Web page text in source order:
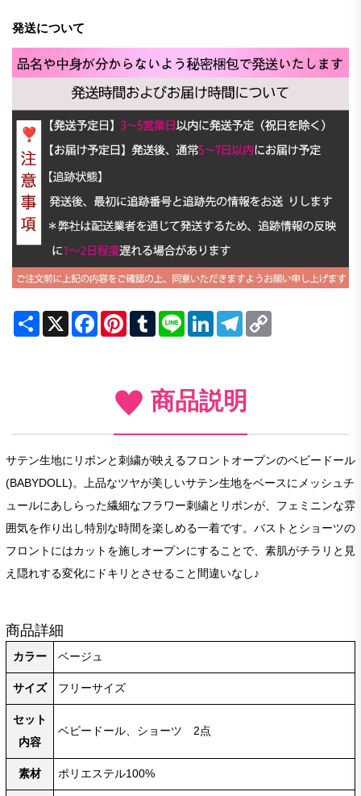
発送について
Share X FacebookPinterestTumblrLine LinkedInTelegram
商品説明
サテン生地にリボンと刺繍が映えるフロントオープンのベビードール
(BABYDOLL)。上品なツヤが美しいサテン生地をベースにメッシュチ
ュールにあしらった繊細なフラワー刺繍とリボンが、フェミニンな雰
囲気を作り出し特別な時間を楽しめる一着です。バストとショーツの
フロントにはカットを施しオープンにすることで、素肌がチラリと見
え隠れする変化にドキリとさせること間違いなし♪
商品詳細
カラー ベージュ
サイズ フリーサイズ
セット
内容
ベビードール、ショーツ 2点
素材 ポリエステル100%